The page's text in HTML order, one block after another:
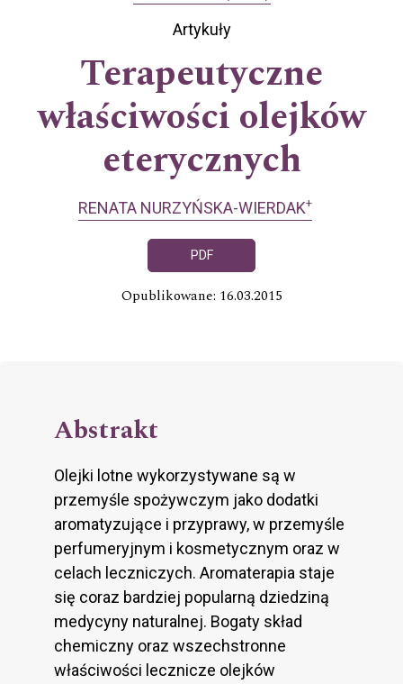
Artykuły
Terapeutyczne
właściwości olejków
eterycznych
RENATA NURZYŃSKA-WIERDAK+
PDF
Opublikowane: 16.03.2015
Abstrakt
Olejki lotne wykorzystywane są w
przemyśle spożywczym jako dodatki
aromatyzujące i przyprawy, w przemyśle
perfumeryjnym i kosmetycznym oraz w
celach leczniczych. Aromaterapia staje
się coraz bardziej popularną dziedziną
medycyny naturalnej. Bogaty skład
chemiczny oraz wszechstronne
właściwości lecznicze olejków